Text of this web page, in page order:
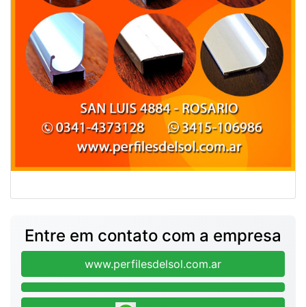
Entre em contato com a empresa
www.perfilesdelsol.com.ar